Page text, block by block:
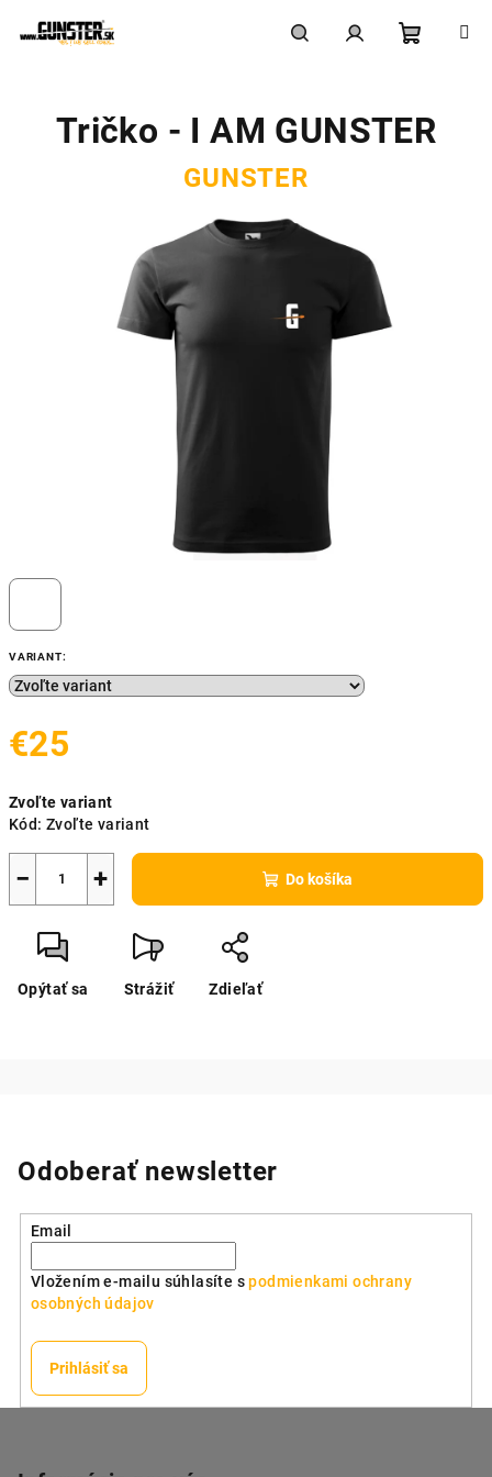
košík
VARIANT:
€25
cena:
Zvoľte variant
Kód: Zvoľte variant
+
− Do košíka
Opýtať sa Strážiť Zdieľať
Tričko - I AM GUNSTER
GUNSTER
Odoberať newsletter
Email
Vložením e-mailu súhlasíte spodmienkami ochrany
osobných údajov
Prihlásiť sa